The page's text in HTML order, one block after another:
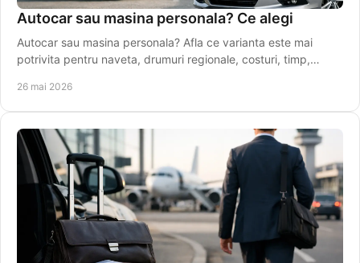
Autocar sau masina personala? Ce alegi
Autocar sau masina personala? Afla ce varianta este mai
potrivita pentru naveta, drumuri regionale, costuri, timp,
26 mai 2026